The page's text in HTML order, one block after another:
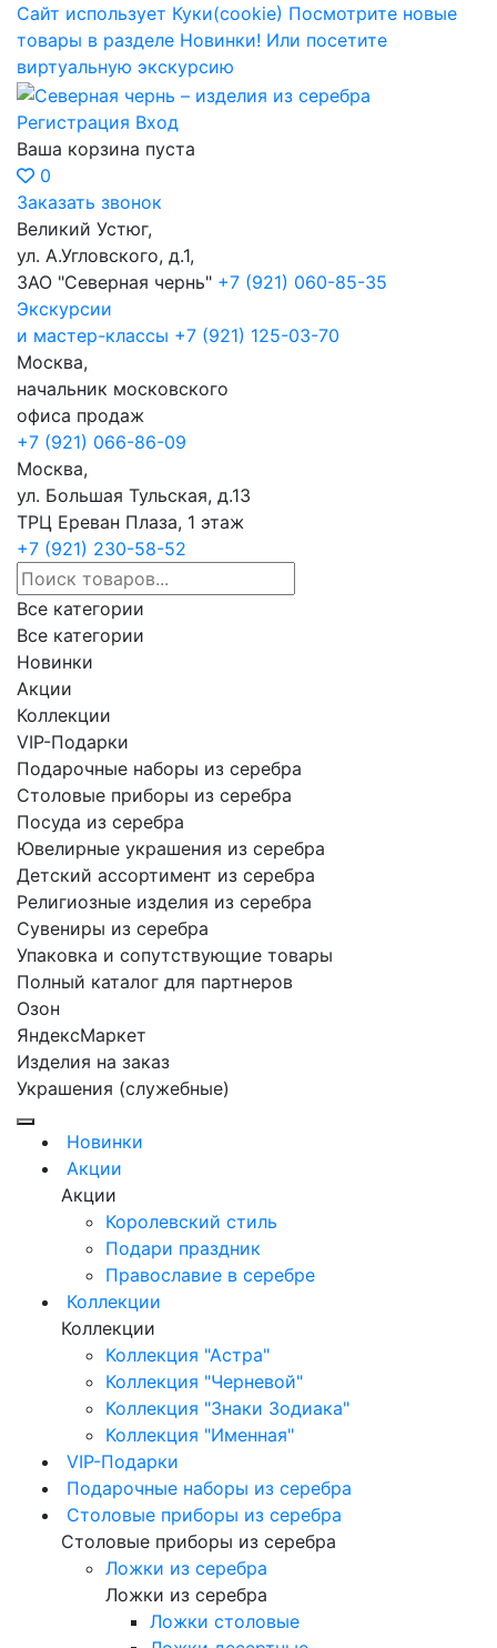
Сайт использует Куки(cookie) Посмотрите новые
товары в разделе Новинки! Или посетите
виртуальную экскурсию
Великий Устюг,
ул. А.Угловского, д.1,
ЗАО "Северная чернь" +7 (921) 060-85-35
Экскурсии
и мастер-классы +7 (921) 125-03-70
Москва,
начальник московского
офиса продаж
+7 (921) 066-86-09
Москва,
ул. Большая Тульская, д.13
ТРЦ Ереван Плаза, 1 этаж
+7 (921) 230-58-52
Все категории
Все категории
Новинки
Акции
Коллекции
VIP-Подарки
Подарочные наборы из серебра
Столовые приборы из серебра
Посуда из серебра
Ювелирные украшения из серебра
Детский ассортимент из серебра
Религиозные изделия из серебра
Сувениры из серебра
Упаковка и сопутствующие товары
Полный каталог для партнеров
Озон
ЯндексМаркет
Изделия на заказ
Украшения (служебные)
Регистрация Вход
Ваша корзина пуста
0
Заказать звонок
Новинки
Акции
Акции
Королевский стиль
Подари праздник
Православие в серебре
Коллекции
Коллекции
Коллекция "Астра"
Коллекция "Черневой"
Коллекция "Знаки Зодиака"
Коллекция "Именная"
VIP-Подарки
Подарочные наборы из серебра
Столовые приборы из серебра
Столовые приборы из серебра
Ложки из серебра
Ложки из серебра
Ложки столовые